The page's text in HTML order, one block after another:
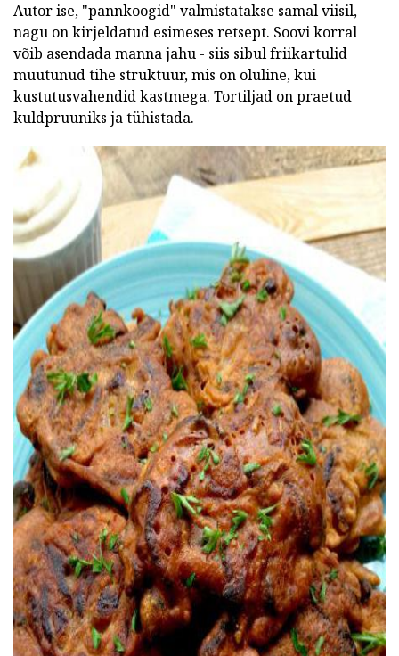
Autor ise, "pannkoogid" valmistatakse samal viisil,
nagu on kirjeldatud esimeses retsept. Soovi korral
võib asendada manna jahu - siis sibul friikartulid
muutunud tihe struktuur, mis on oluline, kui
kustutusvahendid kastmega. Tortiljad on praetud
kuldpruuniks ja tühistada.